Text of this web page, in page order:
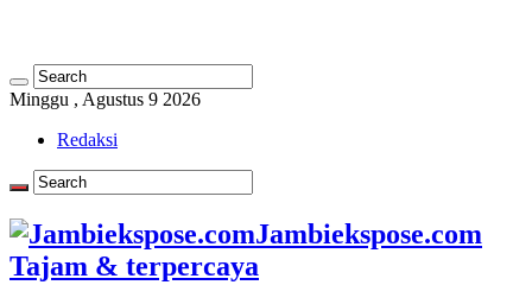
Minggu , Agustus 9 2026
Redaksi
Jambiekspose.com
Tajam & terpercaya